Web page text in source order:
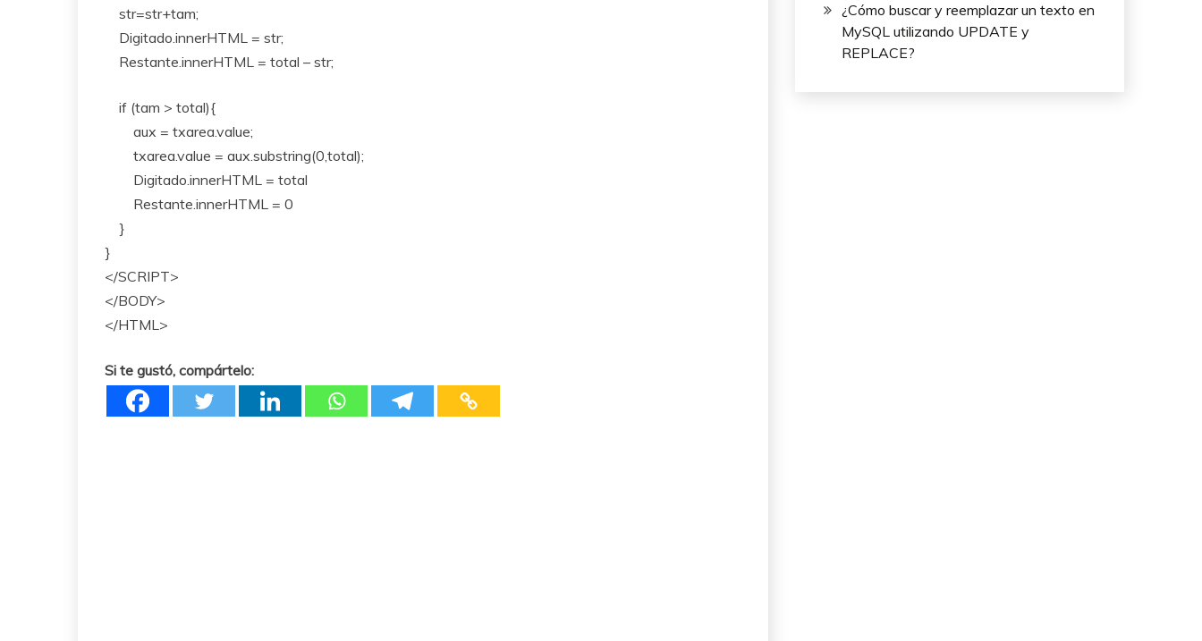
str=str+tam;
Digitado.innerHTML = str;
Restante.innerHTML = total – str;
if (tam > total){
aux = txarea.value;
txarea.value = aux.substring(0,total);
Digitado.innerHTML = total
Restante.innerHTML = 0
}
}
</SCRIPT>
</BODY>
</HTML>
Si te gustó, compártelo:
¿Cómo buscar y reemplazar un texto en
MySQL utilizando UPDATE y
REPLACE?